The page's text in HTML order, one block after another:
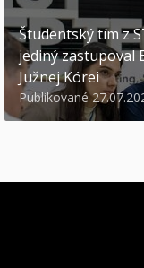
Študentský tím z
jediný zastupoval
Južnej Kórei
Publikované